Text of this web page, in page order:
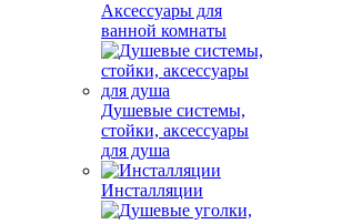
Аксессуары для
ванной комнаты
Душевые системы,
стойки, аксессуары
для душа
Инсталляции